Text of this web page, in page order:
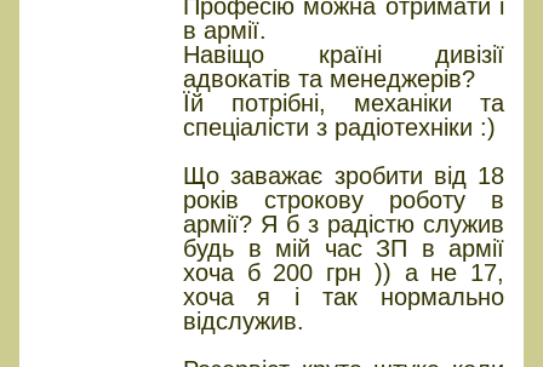
Професію можна отримати і
в армії.
Навіщо країні дивізії
адвокатів та менеджерів?
Їй потрібні, механіки та
спеціалісти з радіотехніки :)
Що заважає зробити від 18
років строкову роботу в
армії? Я б з радістю служив
будь в мій час ЗП в армії
хоча б 200 грн )) а не 17,
хоча я і так нормально
відслужив.